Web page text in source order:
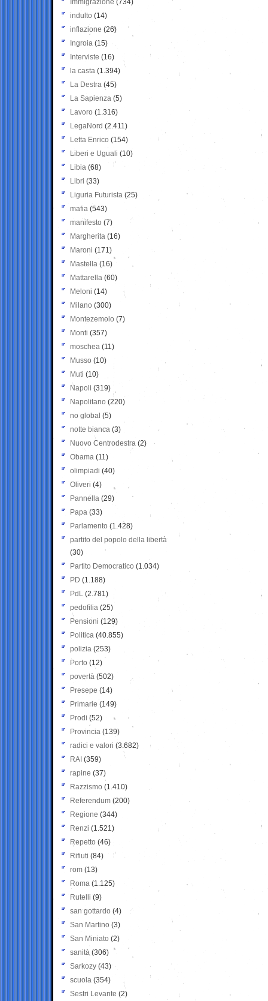
Immigrazione (734)
indulto (14)
inflazione (26)
Ingroia (15)
Interviste (16)
la casta (1.394)
La Destra (45)
La Sapienza (5)
Lavoro (1.316)
LegaNord (2.411)
Letta Enrico (154)
Liberi e Uguali (10)
Libia (68)
Libri (33)
Liguria Futurista (25)
mafia (543)
manifesto (7)
Margherita (16)
Maroni (171)
Mastella (16)
Mattarella (60)
Meloni (14)
Milano (300)
Montezemolo (7)
Monti (357)
moschea (11)
Musso (10)
Muti (10)
Napoli (319)
Napolitano (220)
no global (5)
notte bianca (3)
Nuovo Centrodestra (2)
Obama (11)
olimpiadi (40)
Oliveri (4)
Pannella (29)
Papa (33)
Parlamento (1.428)
partito del popolo della libertà
(30)
Partito Democratico (1.034)
PD (1.188)
PdL (2.781)
pedofilia (25)
Pensioni (129)
Politica (40.855)
polizia (253)
Porto (12)
povertà (502)
Presepe (14)
Primarie (149)
Prodi (52)
Provincia (139)
radici e valori (3.682)
RAI (359)
rapine (37)
Razzismo (1.410)
Referendum (200)
Regione (344)
Renzi (1.521)
Repetto (46)
Rifiuti (84)
rom (13)
Roma (1.125)
Rutelli (9)
san gottardo (4)
San Martino (3)
San Miniato (2)
sanità (306)
Sarkozy (43)
scuola (354)
Sestri Levante (2)